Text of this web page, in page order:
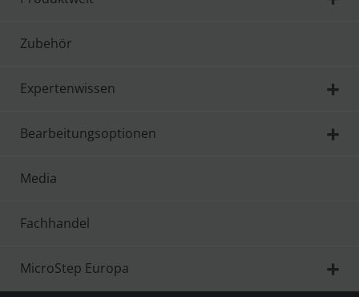
Zubehör
Expertenwissen
Bearbeitungsoptionen
Media
Fachhandel
MicroStep Europa